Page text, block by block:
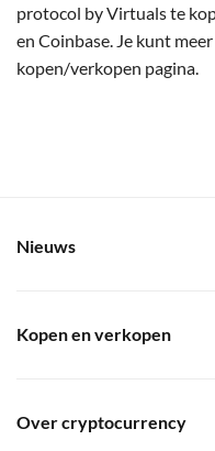
protocol by Virtuals te
en Coinbase. Je kunt
kopen/verkopen pagina.
Nieuws
Kopen en verkopen
Over cryptocurrency